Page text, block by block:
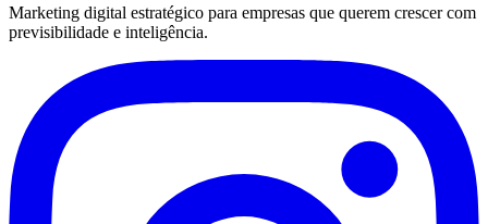
Marketing digital estratégico para empresas que querem crescer com
previsibilidade e inteligência.